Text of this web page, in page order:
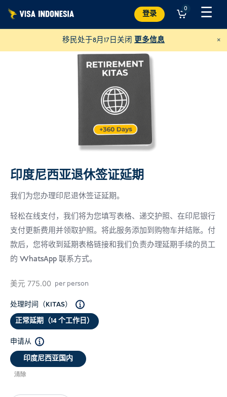
容
登录
0 ☰
移民处于8月17日关闭 更多信息 ×
印度尼西亚退休签证延期
我们为您办理印尼退休签证延期。
轻松在线支付，我们将为您填写表格、递交护照、在印尼银行
支付更新费用并领取护照。将此服务添加到购物车并结账。付
款后，您将收到延期表格链接和我们负责办理延期手续的员工
的 WhatsApp 联系方式。
美元 775.00 per person
处理时间（KITAS）
正常延期（14 个工作日）
申请从
印度尼西亚国内
清除
捐助凯蒂猫别墅
美元